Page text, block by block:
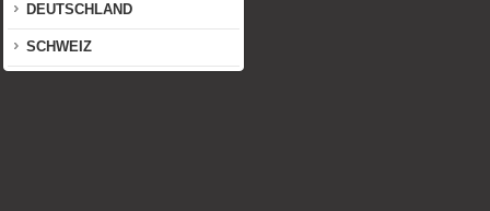
DEUTSCHLAND
SCHWEIZ